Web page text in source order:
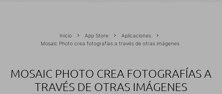
Inicio App Store
Aplicaciones
Mosaic Photo crea fotografías a través de otras imágenes
MOSAIC PHOTO CREA FOTOGRAFÍAS A
TRAVÉS DE OTRAS IMÁGENES